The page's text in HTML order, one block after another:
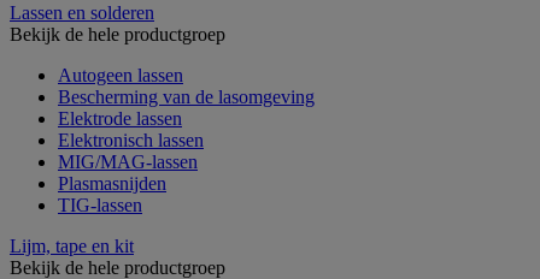
Lassen en solderen
Bekijk de hele productgroep
Autogeen lassen
Bescherming van de lasomgeving
Elektrode lassen
Elektronisch lassen
MIG/MAG-lassen
Plasmasnijden
TIG-lassen
Lijm, tape en kit
Bekijk de hele productgroep